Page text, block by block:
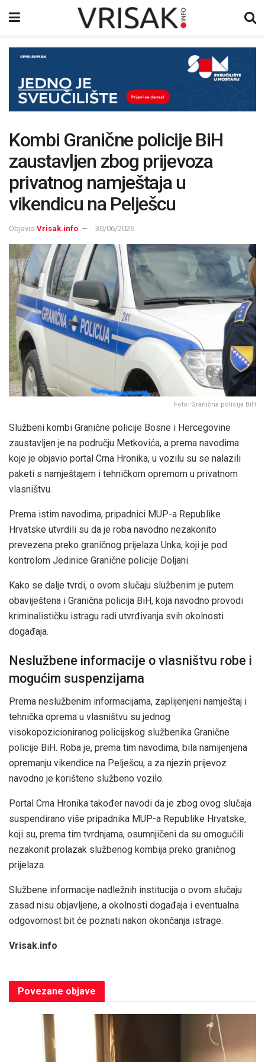
Kombi Granične policije BiH
zaustavljen zbog prijevoza
privatnog namještaja u
vikendicu na Pelješcu
Objavio Vrisak.info 30/06/2026
Foto: Granična policija BiH
Službeni kombi Granične policije Bosne i Hercegovine
zaustavljen je na području Metkovića, a prema navodima
koje je objavio portal Crna Hronika, u vozilu su se nalazili
paketi s namještajem i tehničkom opremom u privatnom
vlasništvu.
Prema istim navodima, pripadnici MUP-a Republike
Hrvatske utvrdili su da je roba navodno nezakonito
prevezena preko graničnog prijelaza Unka, koji je pod
kontrolom Jedinice Granične policije Doljani.
Kako se dalje tvrdi, o ovom slučaju službenim je putem
obaviještena i Granična policija BiH, koja navodno provodi
kriminalističku istragu radi utvrđivanja svih okolnosti
događaja.
Neslužbene informacije o vlasništvu robe i
mogućim suspenzijama
Prema neslužbenim informacijama, zaplijenjeni namještaj i
tehnička oprema u vlasništvu su jednog
visokopozicioniranog policijskog službenika Granične
policije BiH. Roba je, prema tim navodima, bila namijenjena
opremanju vikendice na Pelješcu, a za njezin prijevoz
navodno je korišteno službeno vozilo.
Portal Crna Hronika također navodi da je zbog ovog slučaja
suspendirano više pripadnika MUP-a Republike Hrvatske,
koji su, prema tim tvrdnjama, osumnjičeni da su omogućili
nezakonit prolazak službenog kombija preko graničnog
prijelaza.
Službene informacije nadležnih institucija o ovom slučaju
zasad nisu objavljene, a okolnosti događaja i eventualna
odgovornost bit će poznati nakon okončanja istrage.
Vrisak.info
Povezane objave